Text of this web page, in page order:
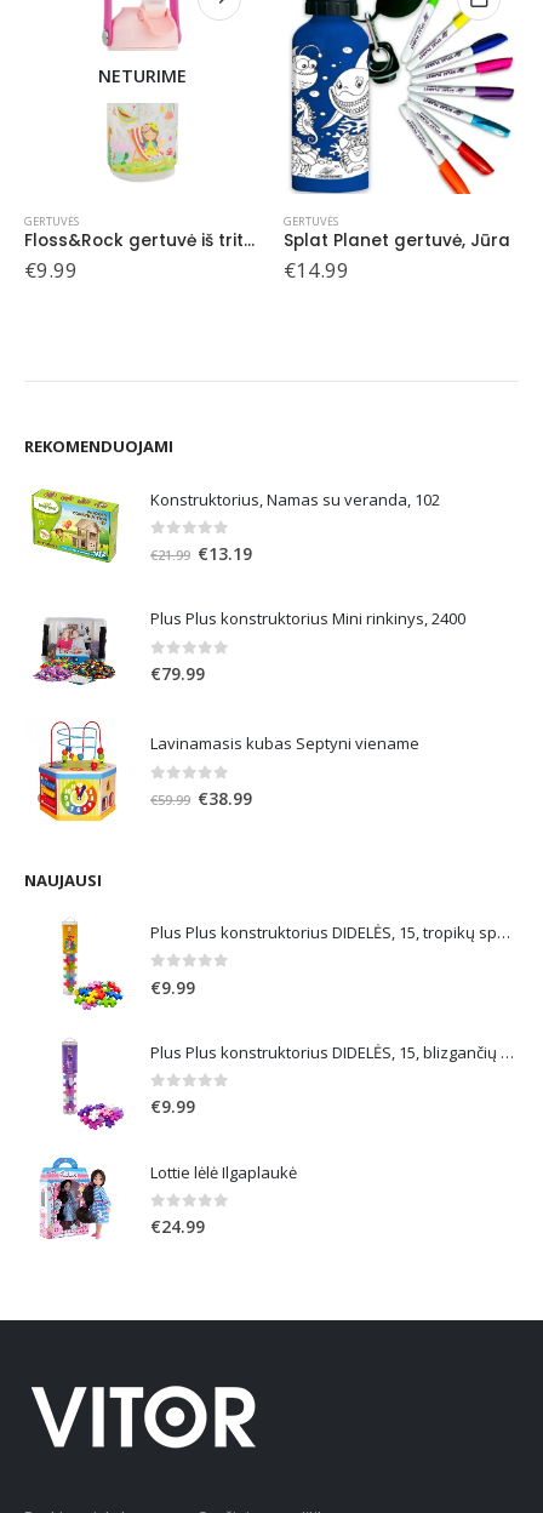
NETURIME
GERTUVĖS
Floss&Rock gertuvė iš tritano, Vaivorykštės fėja
€9.99
GERTUVĖS
Splat Planet gertuvė, Jūra
€14.99
REKOMENDUOJAMI
Konstruktorius, Namas su veranda, 102
out of 5
€21.99 Original
€21.99.
€13.19Current
€13.19.
Plus Plus konstruktorius Mini rinkinys, 2400
0out of 5
€79.99
Lavinamasis kubas Septyni viename
out of 5
€59.99 Original
€38.99Current
NAUJAUSI
Plus Plus konstruktorius DIDELĖS, 15, tropikų spalvos
0 out of 5
€9.99
Plus Plus konstruktorius DIDELĖS, 15, blizgančių spalvų
0out of 5
€9.99
Lottie lėlė Ilgaplaukė
0out of 5
€24.99